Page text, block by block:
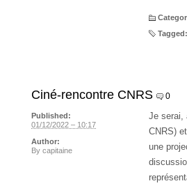
Tagged:
Ciné-rencontre CNRS 0
Je serai,
CNRS)
une
Published:
01/12/2022 – 10:17
Author:
By capitaine